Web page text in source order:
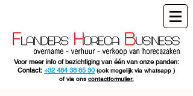
Voor meer info of bezichtiging van één van onze panden:
Contact: +32 484 38 85 30 (ook mogelijk via whatsapp )
of via ons contactformulier.